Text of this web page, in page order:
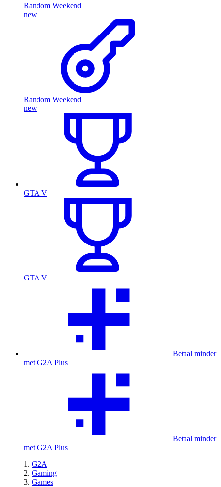
Random Weekend
new
Random Weekend
new
GTA V
GTA V
Betaal minder
met G2A Plus
Betaal minder
met G2A Plus
G2A
Gaming
Games